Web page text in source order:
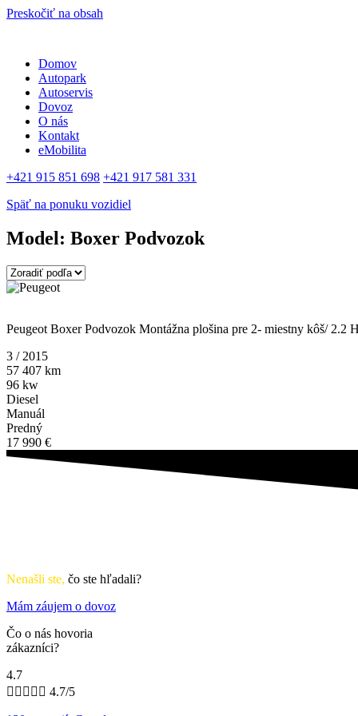
Preskočiť na obsah
Domov
Autopark
Autoservis
Dovoz
O nás
Kontakt
eMobilita
+421 915 851 698 +421 917 581 331
Späť na ponuku vozidiel
Model: Boxer Podvozok
Peugeot Boxer Podvozok Montážna plošina pre 2- miestny kôš/ 2.2
3 / 2015
57 407 km
96 kw
Diesel
Manuál
Predný
17 990 €
Nenašli ste, čo ste hľadali?
Mám záujem o dovoz
Čo o nás hovoria
zákazníci?
4.7
     4.7/5